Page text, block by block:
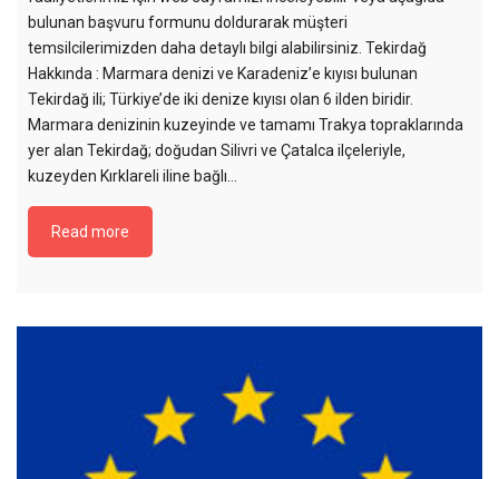
bulunan başvuru formunu doldurarak müşteri
temsilcilerimizden daha detaylı bilgi alabilirsiniz. Tekirdağ
Hakkında : Marmara denizi ve Karadeniz’e kıyısı bulunan
Tekirdağ ili; Türkiye’de iki denize kıyısı olan 6 ilden biridir.
Marmara denizinin kuzeyinde ve tamamı Trakya topraklarında
yer alan Tekirdağ; doğudan Silivri ve Çatalca ilçeleriyle,
kuzeyden Kırklareli iline bağlı…
Read more